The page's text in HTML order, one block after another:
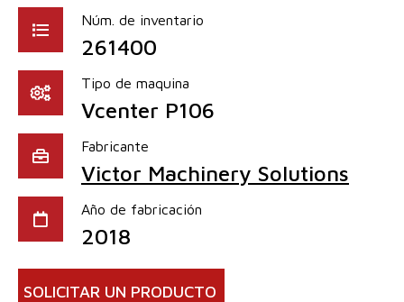
Núm. de inventario
261400
Tipo de maquina
Vcenter P106
Fabricante
Victor Machinery Solutions
Año de fabricación
2018
SOLICITAR UN PRODUCTO